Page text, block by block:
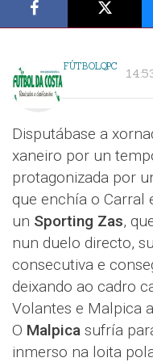
FÚTBOLQPC
Disputábase a
xaneiro por un
protagonizada por
que enchía o Carral
un Sporting Zas,
nun duelo directo,
consecutiva e
deixando ao cadro
Volantes e Malpica a
O Malpica sufría
inmerso na loita